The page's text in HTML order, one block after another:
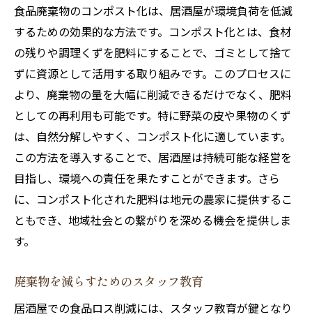
食品廃棄物のコンポスト化は、居酒屋が環境負荷を低減
するための効果的な方法です。コンポスト化とは、食材
の残りや調理くずを肥料にすることで、ゴミとして捨て
ずに資源として活用する取り組みです。このプロセスに
より、廃棄物の量を大幅に削減できるだけでなく、肥料
としての再利用も可能です。特に野菜の皮や果物のくず
は、自然分解しやすく、コンポスト化に適しています。
この方法を導入することで、居酒屋は持続可能な経営を
目指し、環境への責任を果たすことができます。さら
に、コンポスト化された肥料は地元の農家に提供するこ
ともでき、地域社会との繋がりを深める機会を提供しま
す。
廃棄物を減らすためのスタッフ教育
居酒屋での食品ロス削減には、スタッフ教育が鍵となり